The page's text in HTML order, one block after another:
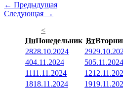
← Предыдущая
Следующая →
<
ПнПонедельник Вт
2828.10.2024 29
404.11.2024 505.11.2024
1111.11.2024 12
1818.11.2024 19